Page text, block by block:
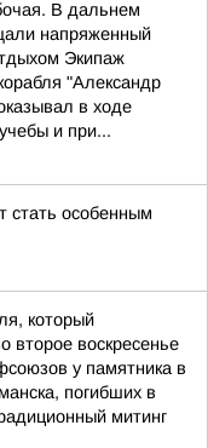
В дальнем
напряженный
Экипаж
"Александр
в ходе
и при...
стать особенным
который
второе воскресенье
у памятника в
погибших в
митинг